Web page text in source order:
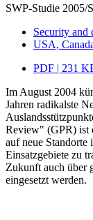
SWP-Studie 2005/
Security and
USA,
PDF | 231
Im August 2004
Jahren radikalste
Review" (GPR) ist
auf neue
Einsatzgebiete zu
Zukunft auch über
eingesetzt werden.